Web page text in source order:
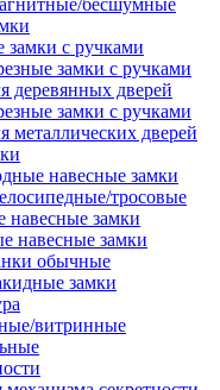
бесшумные
замки с ручками
замки с ручками
деревянных дверей
замки с ручками
металлических дверей
навесные замки
тросовые
навесные замки
навесные замки
обычные
замки
витринные